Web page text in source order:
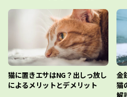
猫に置きエサはNG？出しっ放し
によるメリットとデメリット
金
猫
解